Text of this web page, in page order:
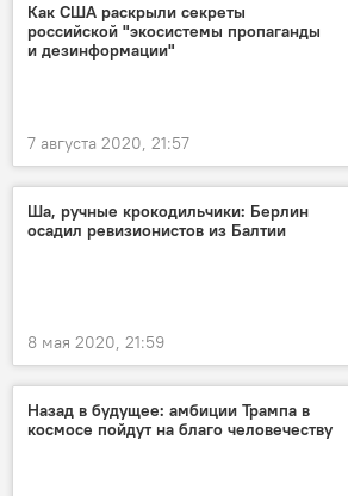
Как США раскрыли секреты
российской "экосистемы пропаганды
и дезинформации"
7 августа 2020, 21:57
Ша, ручные крокодильчики: Берлин
осадил ревизионистов из Балтии
8 мая 2020, 21:59
Назад в будущее: амбиции Трампа в
космосе пойдут на благо человечеству